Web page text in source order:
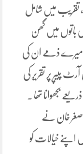
تقریب میں شامل
باتوں میں گھن
۔ میرے ذمے ان کی
پیپر پر تقریر کی
بجھوانا تھا ۔
اصغر خان نے
اپنے خیالات کو